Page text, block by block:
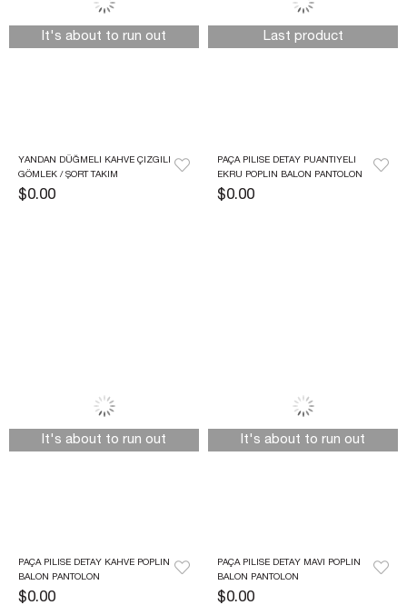
YANDAN DÜĞMELI KAHVE ÇIZGILI
GÖMLEK / ŞORT TAKIM
$0.00
It's about to run out
PAÇA PILISE DETAY PUANTIYELI
EKRU POPLIN BALON PANTOLON
$0.00
Last product
PAÇA PILISE DETAY KAHVE POPLIN
BALON PANTOLON
$0.00
It's about to run out
PAÇA PILISE DETAY MAVI POPLIN
BALON PANTOLON
$0.00
It's about to run out